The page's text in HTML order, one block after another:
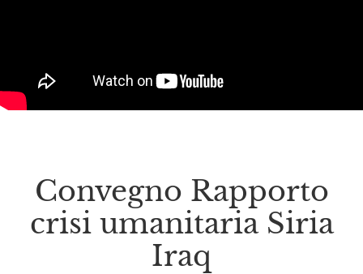
Convegno Rapporto
crisi umanitaria Siria
Iraq